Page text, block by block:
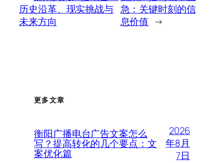
历史沿革、现实挑战与
未来方向
急：关键时刻的信
息价值 →
更多文章
衡阳广播电台广告文案怎么
写？提高转化的几个要点：文
案优化篇
2026
年8月
7日